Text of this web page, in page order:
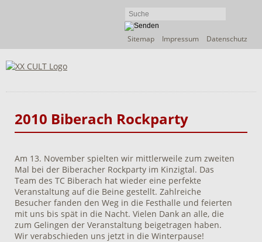
Navigation
Sitemap Impressum Datenschutz
2010 Biberach Rockparty
Am 13. November spielten wir mittlerweile zum zweiten
Mal bei der Biberacher Rockparty im Kinzigtal. Das
Team des TC Biberach hat wieder eine perfekte
Veranstaltung auf die Beine gestellt. Zahlreiche
Besucher fanden den Weg in die Festhalle und feierten
mit uns bis spät in die Nacht. Vielen Dank an alle, die
zum Gelingen der Veranstaltung beigetragen haben.
Wir verabschieden uns jetzt in die Winterpause!